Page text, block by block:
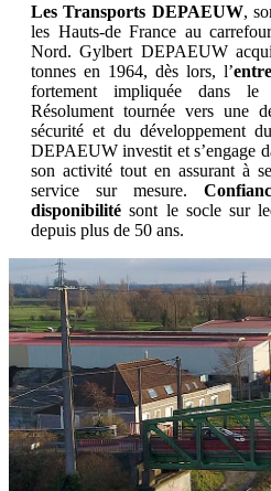
Les Transports DEPAEUW,
les Hauts-de France au
Nord. Gylbert DEPAEUW
tonnes en 1964, dès lors, l’
fortement impliquée dans le
Résolument tournée vers une
sécurité et du développement
DEPAEUW investit et s’engage
son activité tout en assurant à
service sur mesure.
disponibilité sont le socle sur
depuis plus de 50 ans.